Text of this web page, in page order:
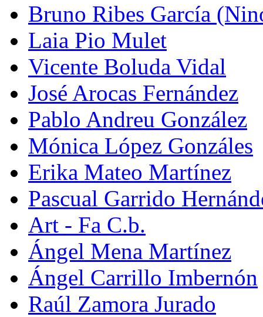
Bruno Ribes García
Laia Pio Mulet
Vicente Boluda Vidal
José Arocas Fernández
Pablo Andreu González
Mónica López Gonzáles
Erika Mateo Martínez
Pascual Garrido
Art - Fa C.b.
Ángel Mena Martínez
Ángel Carrillo Imbernón
Raúl Zamora Jurado